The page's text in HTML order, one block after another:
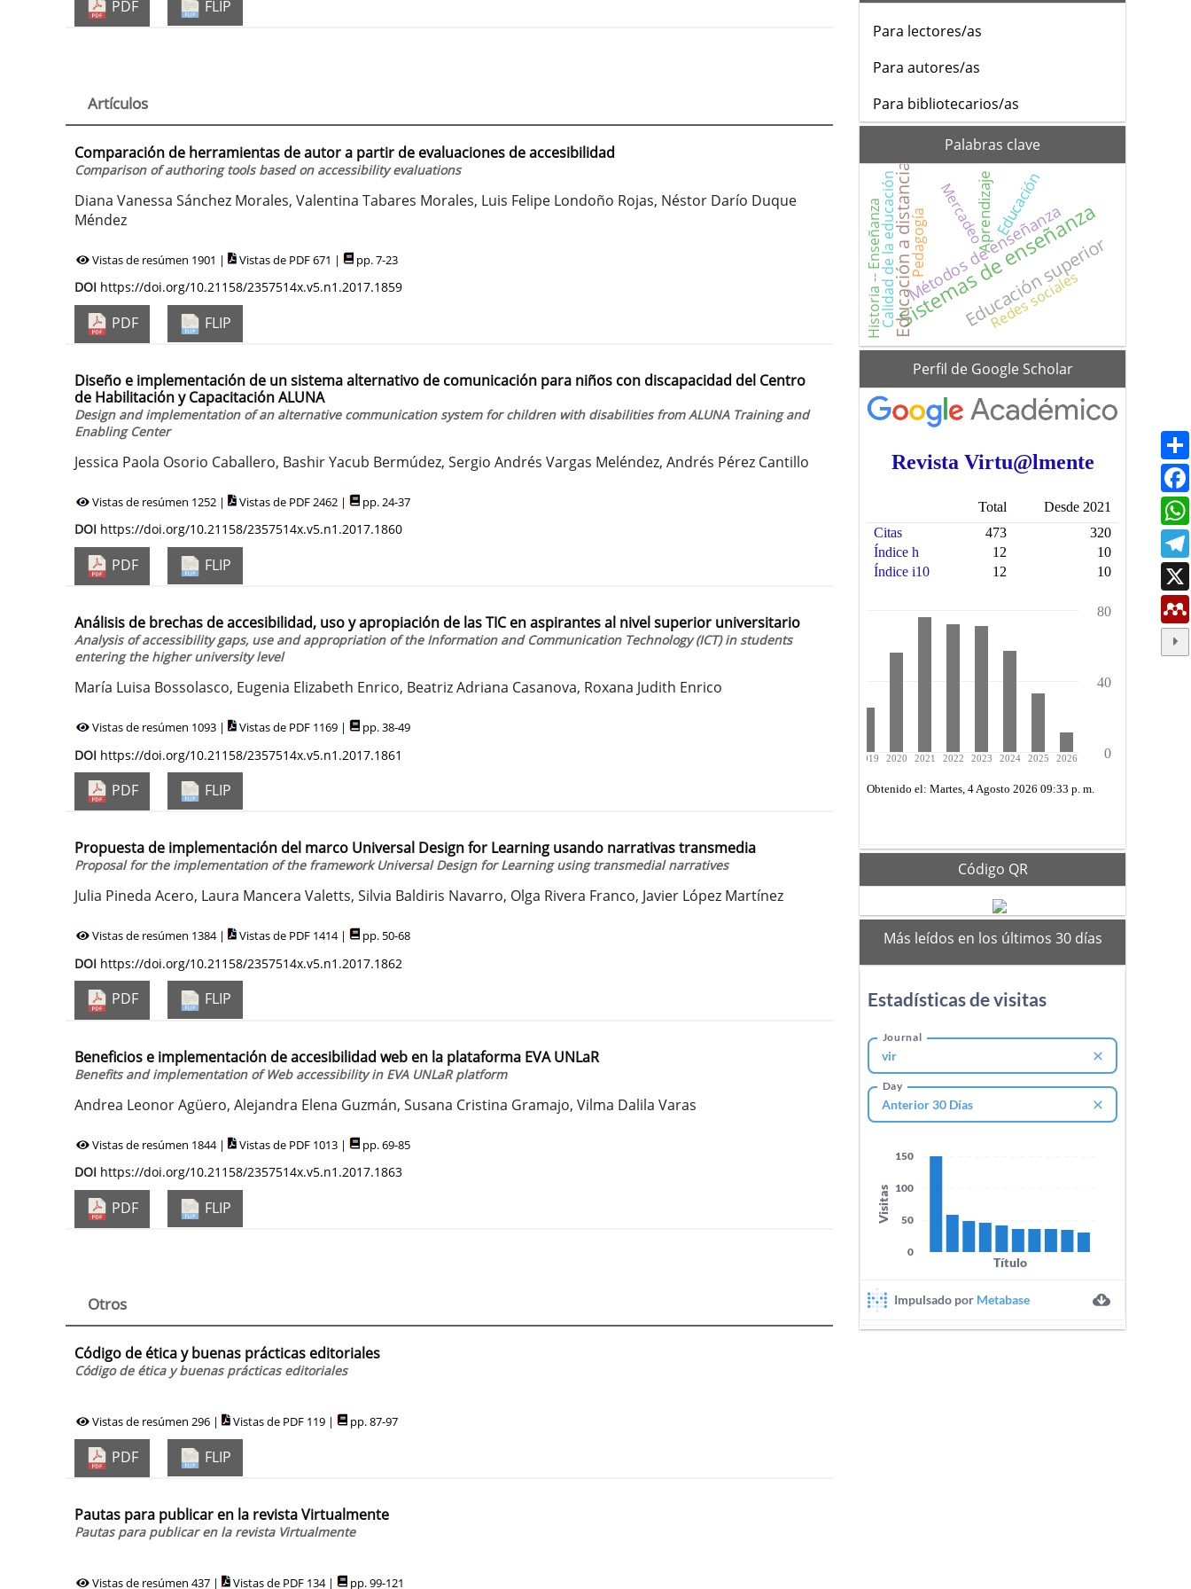
PDF FLIP
Artículos
Comparación de herramientas de autor a partir de evaluaciones de accesibilidad
Comparison of authoring tools based on accessibility evaluations
Diana Vanessa Sánchez Morales, Valentina Tabares Morales, Luis Felipe Londoño Rojas, Néstor Darío Duque
Méndez
Vistas de resúmen 1901 | Vistas de PDF 671 | pp. 7-23
DOI https://doi.org/10.21158/2357514x.v5.n1.2017.1859
PDF FLIP
Diseño e implementación de un sistema alternativo de comunicación para niños con discapacidad del Centro
de Habilitación y Capacitación ALUNA
Design and implementation of an alternative communication system for children with disabilities from ALUNA Training and
Enabling Center
Jessica Paola Osorio Caballero, Bashir Yacub Bermúdez, Sergio Andrés Vargas Meléndez, Andrés Pérez Cantillo
Vistas de resúmen 1252 | Vistas de PDF 2462 | pp. 24-37
DOI https://doi.org/10.21158/2357514x.v5.n1.2017.1860
PDF FLIP
Análisis de brechas de accesibilidad, uso y apropiación de las TIC en aspirantes al nivel superior universitario
Analysis of accessibility gaps, use and appropriation of the Information and Communication Technology (ICT) in students
entering the higher university level
María Luisa Bossolasco, Eugenia Elizabeth Enrico, Beatriz Adriana Casanova, Roxana Judith Enrico
Vistas de resúmen 1093 | Vistas de PDF 1169 | pp. 38-49
DOI https://doi.org/10.21158/2357514x.v5.n1.2017.1861
PDF FLIP
Propuesta de implementación del marco Universal Design for Learning usando narrativas transmedia
Proposal for the implementation of the framework Universal Design for Learning using transmedial narratives
Julia Pineda Acero, Laura Mancera Valetts, Silvia Baldiris Navarro, Olga Rivera Franco, Javier López Martínez
Vistas de resúmen 1384 | Vistas de PDF 1414 | pp. 50-68
DOI https://doi.org/10.21158/2357514x.v5.n1.2017.1862
PDF FLIP
Beneficios e implementación de accesibilidad web en la plataforma EVA UNLaR
Benefits and implementation of Web accessibility in EVA UNLaR platform
Andrea Leonor Agüero, Alejandra Elena Guzmán, Susana Cristina Gramajo, Vilma Dalila Varas
Vistas de resúmen 1844 | Vistas de PDF 1013 | pp. 69-85
DOI https://doi.org/10.21158/2357514x.v5.n1.2017.1863
PDF FLIP
Otros
Código de ética y buenas prácticas editoriales
Código de ética y buenas prácticas editoriales
Vistas de resúmen 296 | Vistas de PDF 119 | pp. 87-97
PDF FLIP
Pautas para publicar en la revista Virtualmente
Pautas para publicar en la revista Virtualmente
Vistas de resúmen 437 | Vistas de PDF 134 | pp. 99-121
Para lectores/as
Para autores/as
Para bibliotecarios/as
Palabras clave
Sistemas de enseñanza
Educación a distancia Educación superior
Métodos de enseñanza
AprendizajeEducación
Calidad de la educaciónPedagogía
Redes sociales
Mercadeo
Historia -- Enseñanza
scholarPerfil de Google Scholar
Código QR
mas
vistos
Más leídos en los últimos 30 días